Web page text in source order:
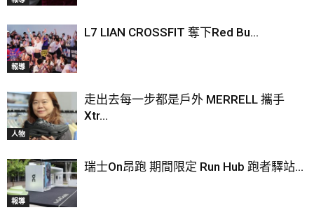
報導
L7 LIAN CROSSFIT 奪下Red Bu...
人物
走出去每一步都是戶外 MERRELL 攜手
Xtr...
報導
瑞士On昂跑 期間限定 Run Hub 跑者驛站...